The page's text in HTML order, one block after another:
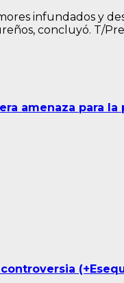
infundados y
concluyó. T/
amenaza para